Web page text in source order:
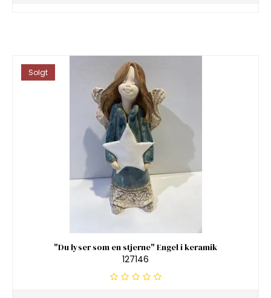
Solgt
"Du lyser som en stjerne" Engel i keramik
127146